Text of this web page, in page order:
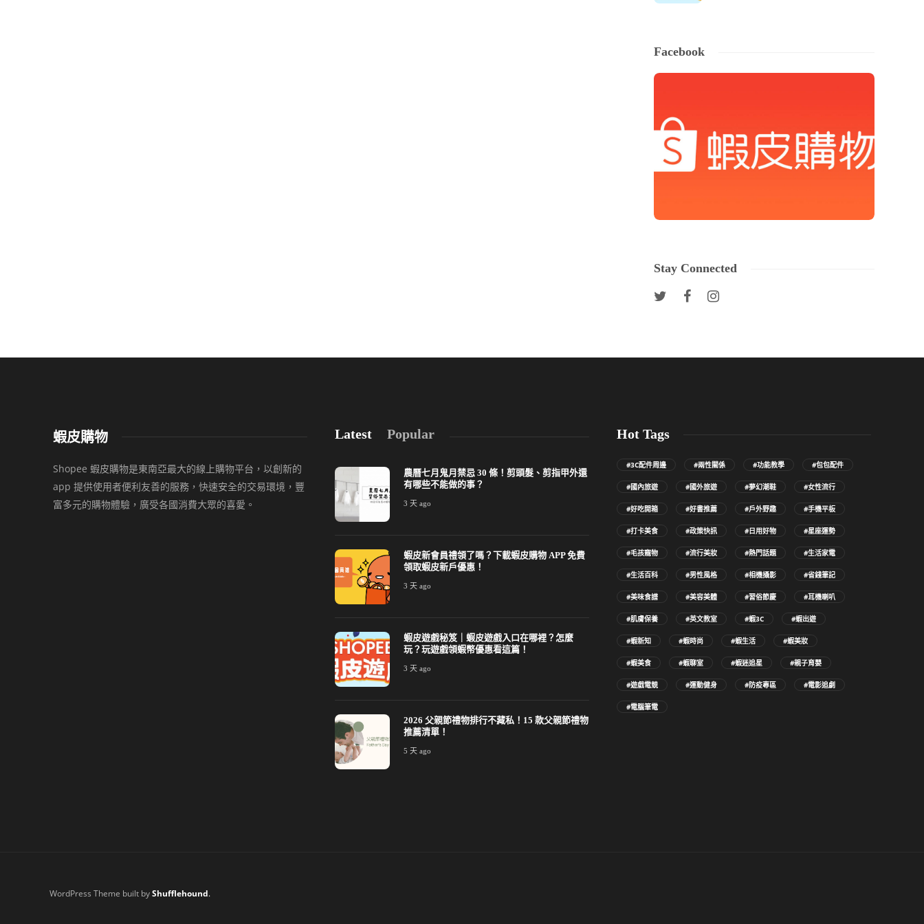
Facebook
Stay Connected
蝦皮購物
Shopee 蝦皮購物是東南亞最大的線上購物平台，以創新的
app 提供使用者便利友善的服務，快速安全的交易環境，豐
富多元的購物體驗，廣受各國消費大眾的喜愛。
Latest Popular
農曆七月鬼月禁忌 30 條！剪頭髮、剪指甲外還
有哪些不能做的事？
3 天 ago
蝦皮新會員禮領了嗎？下載蝦皮購物 APP 免費
領取蝦皮新戶優惠！
3 天 ago
蝦皮遊戲秘笈｜蝦皮遊戲入口在哪裡？怎麼
玩？玩遊戲領蝦幣優惠看這篇！
3 天 ago
2026 父親節禮物排行不藏私！15 款父親節禮物
推薦清單！
5 天 ago
Hot Tags
#3C配件周邊 #兩性關係 #功能教學 #包包配件
#國內旅遊 #國外旅遊 #夢幻潮鞋 #女性流行
#好吃開箱 #好書推薦 #戶外野趣 #手機平板
#打卡美食 #政策快訊 #日用好物 #星座運勢
#毛孩寵物 #流行美妝 #熱門話題 #生活家電
#生活百科 #男性風格 #相機攝影 #省錢筆記
#美味食譜 #美容美體 #習俗節慶 #耳機喇叭
#肌膚保養 #英文教室 #蝦3C #蝦出遊
#蝦新知 #蝦時尚 #蝦生活 #蝦美妝
#蝦美食 #蝦聊室 #蝦迷追星 #親子育嬰
#遊戲電競 #運動健身 #防疫專區 #電影追劇
#電腦筆電
WordPress Theme built byShufflehound.